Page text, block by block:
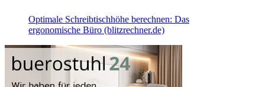
Optimale Schreibtischhöhe berechnen: Das
ergonomische Büro (blitzrechner.de)